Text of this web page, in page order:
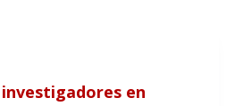
en